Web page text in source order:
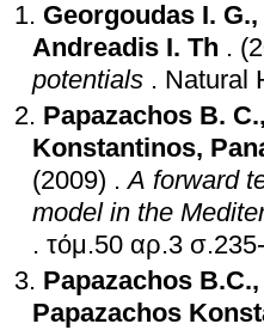
Georgoudas I. G.,
Andreadis I. Th .
potentials . Natural
Papazachos B. C.
Konstantinos,
(2009) .A forward
model in the
.
τόμ.50 αρ.3
Papazachos B.C.
Papazachos